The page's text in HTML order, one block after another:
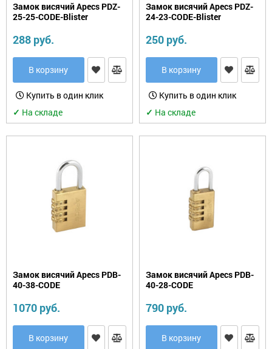
Замок висячий Apecs PDZ-
25-25-CODE-Blister
288 руб.
В корзину
Купить в один клик
✓ На складе
Замок висячий Apecs PDZ-
24-23-CODE-Blister
250 руб.
В корзину
Купить в один клик
✓ На складе
Замок висячий Apecs PDB-
40-38-CODE
1070 руб.
В корзину
Замок висячий Apecs PDB-
40-28-CODE
790 руб.
В корзину